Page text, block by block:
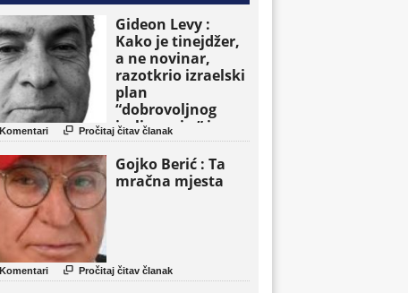
Gideon Levy :
Kako je tinejdžer,
a ne novinar,
razotkrio izraelski
plan
“dobrovoljnog
iseljavanja ” iz
Gaze
Komentari  Pročitaj čitav članak
Gojko Berić : Ta
mračna mjesta
Komentari  Pročitaj čitav članak